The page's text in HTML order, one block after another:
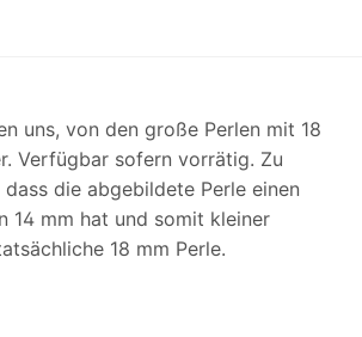
uns, von den große Perlen mit 18
Verfügbar sofern vorrätig. Zu
die abgebildete Perle einen
14 mm hat und somit kleiner
18 mm Perle.